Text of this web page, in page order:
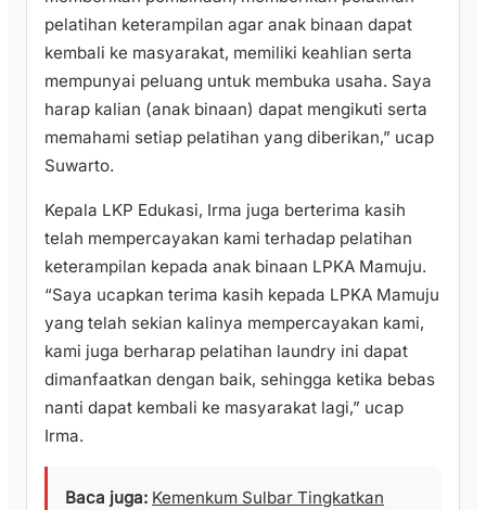
pelatihan keterampilan agar anak binaan dapat
kembali ke masyarakat, memiliki keahlian serta
mempunyai peluang untuk membuka usaha. Saya
harap kalian (anak binaan) dapat mengikuti serta
memahami setiap pelatihan yang diberikan,” ucap
Suwarto.
Kepala LKP Edukasi, Irma juga berterima kasih
telah mempercayakan kami terhadap pelatihan
keterampilan kepada anak binaan LPKA Mamuju.
“Saya ucapkan terima kasih kepada LPKA Mamuju
yang telah sekian kalinya mempercayakan kami,
kami juga berharap pelatihan laundry ini dapat
dimanfaatkan dengan baik, sehingga ketika bebas
nanti dapat kembali ke masyarakat lagi,” ucap
Irma.
Baca juga: Kemenkum Sulbar Tingkatkan